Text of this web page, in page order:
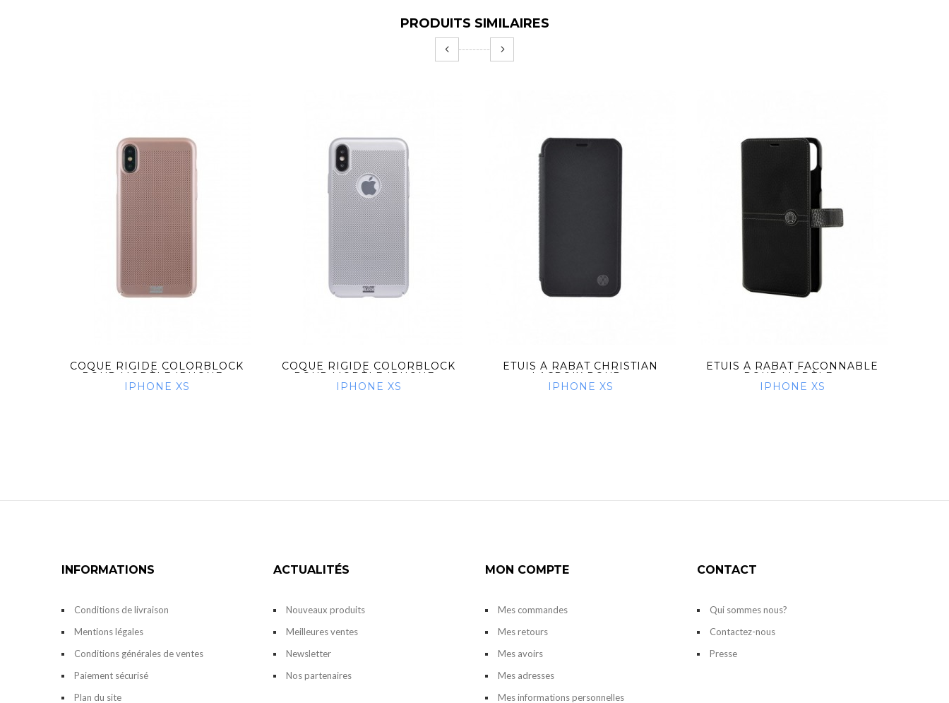
PRODUITS SIMILAIRES
COQUE RIGIDE COLORBLOCK
POUR MODÈLE IPHONE...
IPHONE XS
COQUE RIGIDE COLORBLOCK
POUR MODÈLE IPHONE...
IPHONE XS
ETUIS À RABAT CHRISTIAN
LACROIX POUR...
IPHONE XS
ETUIS À RABAT FACONNABLE
POUR MODÈLE...
IPHONE XS
INFORMATIONS
Conditions de livraison
Mentions légales
Conditions générales de ventes
Paiement sécurisé
Plan du site
ACTUALITÉS
Nouveaux produits
Meilleures ventes
Newsletter
Nos partenaires
MON COMPTE
Mes commandes
Mes retours
Mes avoirs
Mes adresses
Mes informations personnelles
CONTACT
Qui sommes nous?
Contactez-nous
Presse